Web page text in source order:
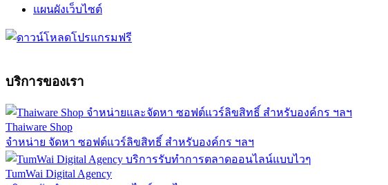
แผนผังเว็บไซต์
บริการของเรา
Thaiware Shop
จำหน่าย จัดหา ซอฟต์แวร์ลิขสิทธิ์ สำหรับองค์กร ฯลฯ
TumWai Digital Agency